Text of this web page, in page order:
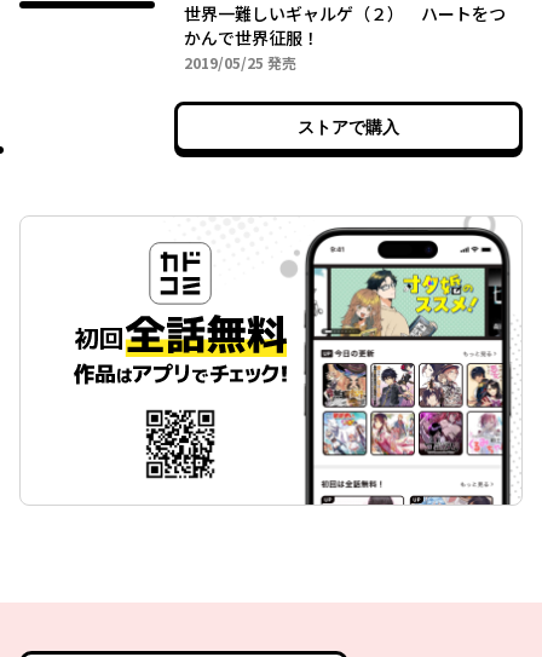
世界一難しいギャルゲ（２） ハートをつ
かんで世界征服！
2019/05/25 2019年05月25日
発売
ストアで購入